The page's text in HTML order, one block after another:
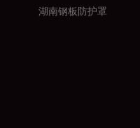
湖南钢板防护罩